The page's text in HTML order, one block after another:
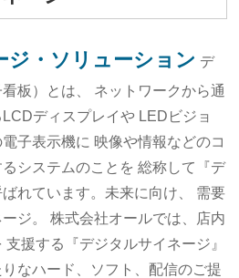
ジ・ソリューション デ
板）とは、
ネットワークから通
ディスプレイや LEDビジョ
子表示機に 映像や情報などのコ
システムのことを 総称して『デ
れています。 未来に向け、 需要
ジ。
株式会社オールでは、店内
支援する
『デジタルサイネージ』
なハード、ソフト、 配信のご提